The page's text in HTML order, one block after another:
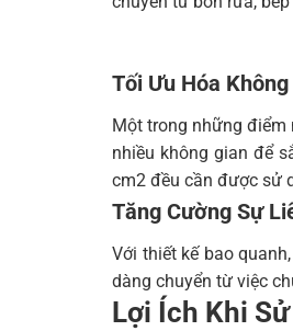
Tối Ưu Hóa
Một trong những điểm
nhiều không gian để
cm2 đều cần được sử
Tăng Cường Sự
Với thiết kế bao
dàng chuyển từ việc
Lợi Ích Khi